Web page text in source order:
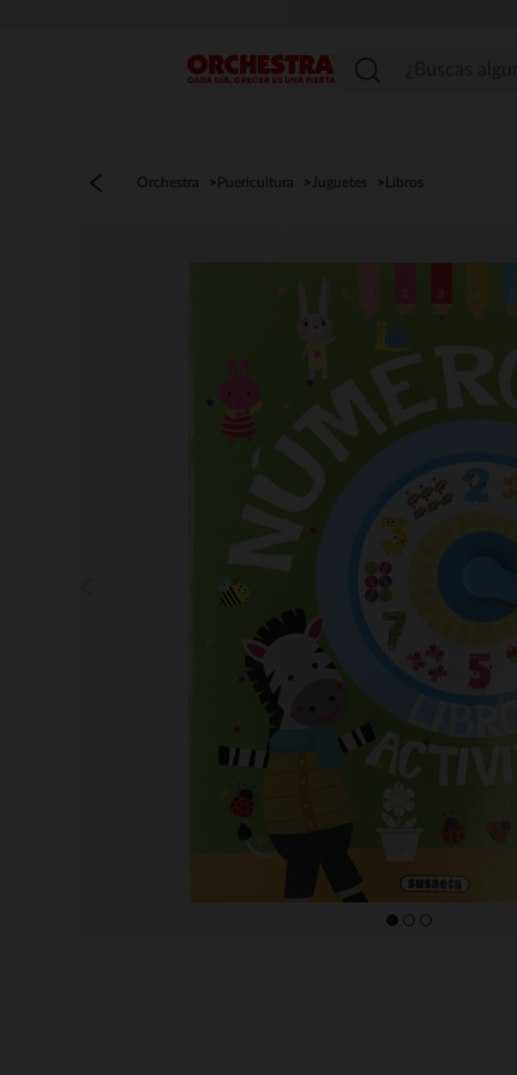
Menú
Orchestra Puericultura Juguetes Libros